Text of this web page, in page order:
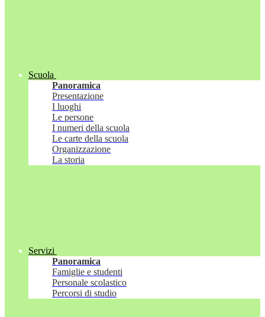
Scuola
Panoramica
Presentazione
I luoghi
Le persone
I numeri della scuola
Le carte della scuola
Organizzazione
La storia
Servizi
Panoramica
Famiglie e studenti
Personale scolastico
Percorsi di studio